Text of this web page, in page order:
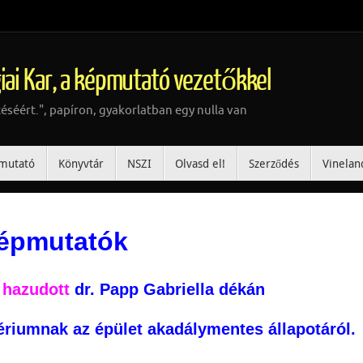
Kar, a képmutató vezetőkkel
papíron, gyakorlatban egy nulla van
Könyvtár NSZI Olvasd el! Szerződés
hazudott dr. Papp Gabriella dékán
az épület akadálymentes állapotáról.